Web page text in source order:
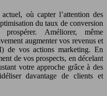
où capter l’attention des
du taux de conversion
Améliorer, même
augmenter vos revenus et
de vos actions marketing. En
de vos prospects, en décelant
votre approche grâce à des
davantage de clients et